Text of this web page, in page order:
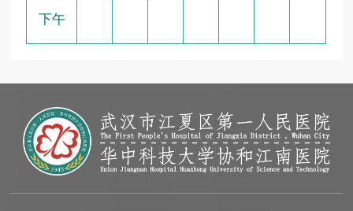
下午